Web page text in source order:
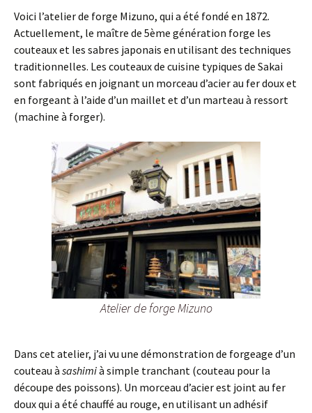
Voici l’atelier de forge Mizuno, qui a été fondé en 1872.
Actuellement, le maître de 5ème génération forge les
couteaux et les sabres japonais en utilisant des techniques
traditionnelles. Les couteaux de cuisine typiques de Sakai
sont fabriqués en joignant un morceau d’acier au fer doux et
en forgeant à l’aide d’un maillet et d’un marteau à ressort
(machine à forger).
Atelier de forge Mizuno
Dans cet atelier, j’ai vu une démonstration de forgeage d’un
couteau à sashimià simple tranchant (couteau pour la
découpe des poissons). Un morceau d’acier est joint au fer
doux qui a été chauffé au rouge, en utilisant un adhésif